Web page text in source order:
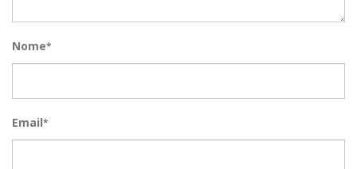
Nome*
Email*